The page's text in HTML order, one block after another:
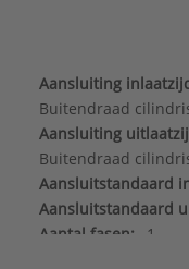
Aansluiting
Buitendraad
Aansluiting
Buitendraad
Aansluitstandaard
Aansluitstandaard
Aantal fasen:
1